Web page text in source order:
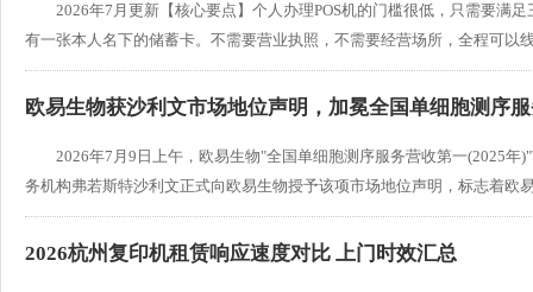
2026年7月更新【核心要点】个人办理POS机的门槛很低，只需要满
有一张本人名下的储蓄卡。不需要营业执照，不需要经营场所，全程可以
欧易生物获沙利文市场地位声明，加冕全国单细胞测序
2026年7月9日上午，欧易生物"全国单细胞测序服务营收第一(2025
务机构弗若斯特沙利文正式向欧易生物授予该项市场地位声明，标志着欧
2026杭州复印机租赁响应速度对比 上门时效汇总